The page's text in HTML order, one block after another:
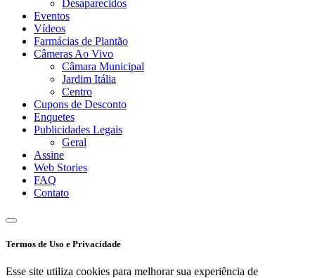
Desaparecidos
Eventos
Vídeos
Farmácias de Plantão
Câmeras Ao Vivo
Câmara Municipal
Jardim Itália
Centro
Cupons de Desconto
Enquetes
Publicidades Legais
Geral
Assine
Web Stories
FAQ
Contato
Termos de Uso e Privacidade
Esse site utiliza cookies para melhorar sua experiência de